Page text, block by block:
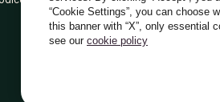
“Cookie Settings”, you can choose
this banner with “X”, only essential
see our cookie policy